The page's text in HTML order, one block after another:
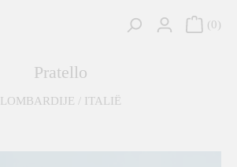
0
Pratello
LOMBARDIJE / ITALIË